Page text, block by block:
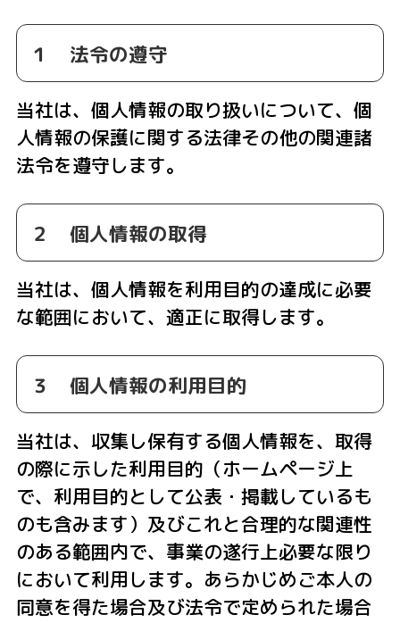
１ 法令の遵守
当社は、個人情報の取り扱いについて、個
人情報の保護に関する法律その他の関連諸
法令を遵守します。
２ 個人情報の取得
当社は、個人情報を利用目的の達成に必要
な範囲において、適正に取得します。
３ 個人情報の利用目的
当社は、収集し保有する個人情報を、取得
の際に示した利用目的（ホームページ上
で、利用目的として公表・掲載しているも
のも含みます）及びこれと合理的な関連性
のある範囲内で、事業の遂行上必要な限り
において利用します。あらかじめご本人の
同意を得た場合及び法令で定められた場合